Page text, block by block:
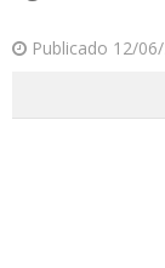
Publicado 12/